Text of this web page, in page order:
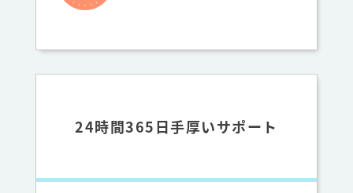
24時間365日手厚いサポート